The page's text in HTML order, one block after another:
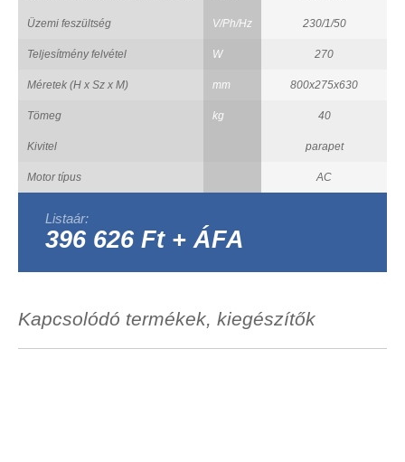
Üzemi feszültség V/Ph/Hz 230/1/50
Teljesítmény felvétel W 270
Méretek (H x Sz x M) mm 800x275x630
Tömeg kg 40
Kivitel parapet
Motor típus AC
Listaár:
396 626 Ft + ÁFA
Kapcsolódó termékek, kiegészítők